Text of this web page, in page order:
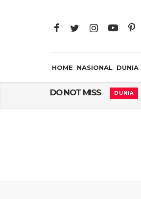
HOME NASIONAL DUNIA
DO NOT MISS DUNIA